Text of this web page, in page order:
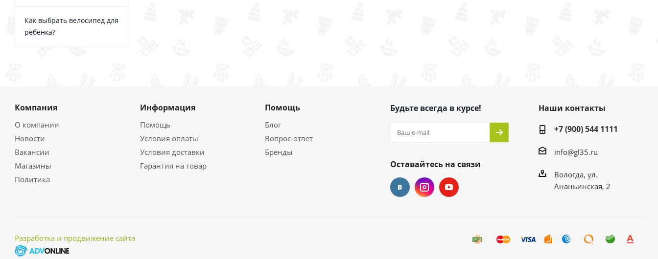
Как выбрать велосипед для
ребенка?
Компания
О компании
Новости
Вакансии
Магазины
Политика
Информация
Помощь
Условия оплаты
Условия доставки
Гарантия на товар
Помощь
Блог
Вопрос-ответ
Бренды
Будьте всегда в курсе!
Оставайтесь на связи
Наши контакты
+7 (900) 544 1111
info@gl35.ru
Вологда, ул.
Ананьинская, 2
Разработка и продвижение сайта